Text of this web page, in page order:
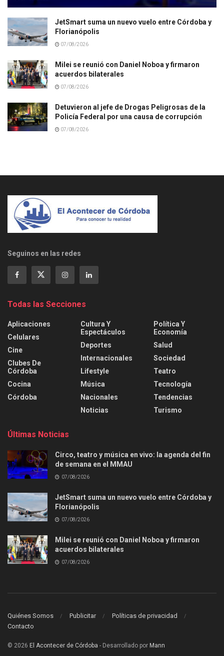
JetSmart suma un nuevo vuelo entre Córdoba y
Florianópolis
07/08/2026
Milei se reunió con Daniel Noboa y firmaron
acuerdos bilaterales
07/08/2026
Detuvieron al jefe de Drogas Peligrosas de la
Policía Federal por una causa de corrupción
07/08/2026
Seguinos en las redes
Todas las Secciones
Aplicaciones
Celulares
Cine
Clubes De
Córdoba
Cocina
Córdoba
Cultura Y
Espectáculos
Deportes
Internacionales
Lifestyle
Música
Nacionales
Noticias
Política Y
Economía
Salud
Sociedad
Teatro
Tecnología
Tendencias
Turismo
Últimas Noticias
Circo, teatro y música en vivo: la agenda del fin
de semana en el MMAU
07/08/2026
JetSmart suma un nuevo vuelo entre Córdoba y
Florianópolis
07/08/2026
Milei se reunió con Daniel Noboa y firmaron
acuerdos bilaterales
07/08/2026
Quiénes Somos Publicitar
Políticas de privacidad
Contacto
© 2026 El Acontecer de Córdoba - Desarrollado por Mann